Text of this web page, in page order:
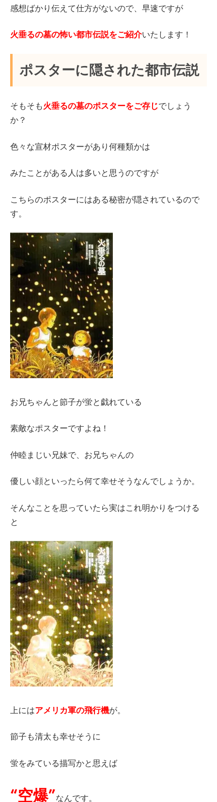
感想ばかり伝えて仕方がないので、早速ですが
火垂るの墓の怖い都市伝説をご紹介いたします！
ポスターに隠された都市伝説
そもそも火垂るの墓のポスターをご存じでしょう
か？
色々な宣材ポスターがあり何種類かは
みたことがある人は多いと思うのですが
こちらのポスターにはある秘密が隠されているので
す。
お兄ちゃんと節子が蛍と戯れている
素敵なポスターですよね！
仲睦まじい兄妹で、お兄ちゃんの
優しい顔といったら何て幸せそうなんでしょうか。
そんなことを思っていたら実はこれ明かりをつける
と
上にはアメリカ軍の飛行機が。
節子も清太も幸せそうに
蛍をみている描写かと思えば
“空爆”なんです。